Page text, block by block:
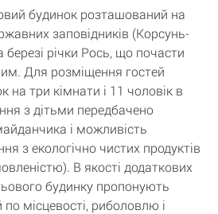
будинок розташований на
заповідників (Корсунь-
березі річки Рось, що почасти
Для розміщення гостей
на три кімнати і 11 чоловік в
з дітьми передбачено
і можливість
з екологічно чистих продуктів
В якості додаткових
будинку пропонують
по місцевості, риболовлю і